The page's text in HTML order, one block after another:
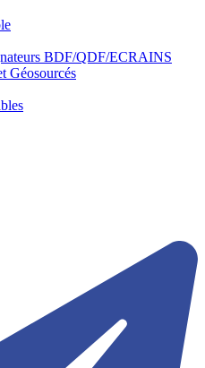
BDF/QDF/ECRAINS
Géosourcés